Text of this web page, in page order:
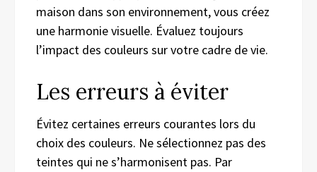
maison dans son environnement, vous créez
une harmonie visuelle. Évaluez toujours
l’impact des couleurs sur votre cadre de vie.
Les erreurs à éviter
Évitez certaines erreurs courantes lors du
choix des couleurs. Ne sélectionnez pas des
teintes qui ne s’harmonisent pas. Par